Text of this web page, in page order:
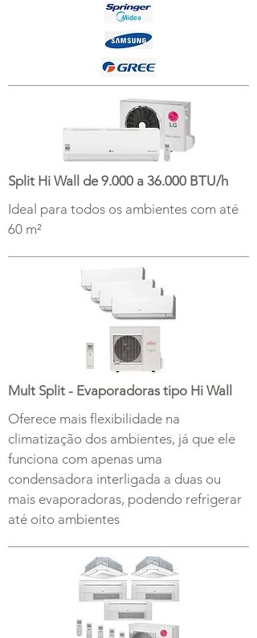
Split Hi Wall de 9.000 a 36.000 BTU/h
Ideal para todos os ambientes com até
60 m²
Mult Split - Evaporadoras tipo Hi Wall
Oferece mais flexibilidade na
climatização dos ambientes, já que ele
funciona com apenas uma
condensadora interligada a duas ou
mais evaporadoras, podendo refrigerar
até oito ambientes